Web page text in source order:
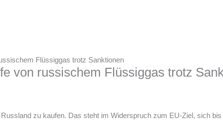
Flüssiggas trotz Sanktionen
von russischem Flüssiggas trotz
zu kaufen. Das steht im Widerspruch zum EU-Ziel, sich bis